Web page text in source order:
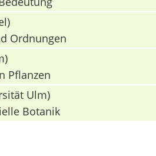
Ordnungen
Pflanzen
Ulm)
Botanik